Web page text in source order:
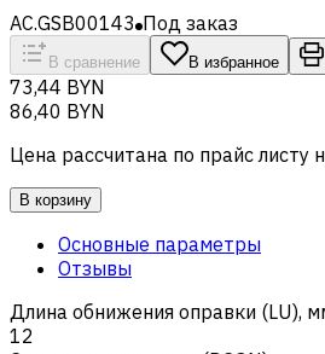
AC.GSB00143 Под заказ
В сравнение В избранное
73,44 BYN
86,40 BYN
Цена рассчитана по прайс листу
В корзину
Основные параметры
Отзывы
Длина обнижения оправки (LU),
12